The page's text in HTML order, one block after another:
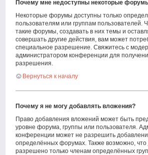
Почему мне недоступны некоторые
Некоторые форумы доступны только
пользователям или группам пользователей.
такие форумы, создавать в них темы и
совершать другие действия, вам может
специальное разрешение. Свяжитесь с
администратором конференции для
разрешения.
Вернуться к началу
Почему я не могу добавлять вложения?
Право добавления вложений может быть
уровне форума, группы или пользователя.
конференции может не разрешить
определённых форумах. Также возможно, что
разрешено только членам определённых